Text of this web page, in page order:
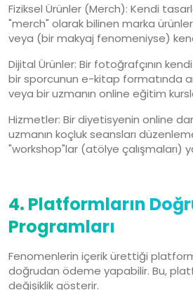
Fiziksel Ürünler (Merch): Kendi
"merch" olarak bilinen marka
veya (bir makyaj fenomeniyse)
Dijital Ürünler: Bir fotoğrafçının
bir sporcunun e-kitap formatında
veya bir uzmanın online eğitim
Hizmetler: Bir diyetisyenin online
uzmanın koçluk seansları
"workshop"lar (atölye çalışmaları)
4. Platformların
Programları
Fenomenlerin içerik ürettiği
doğrudan ödeme yapabilir. Bu,
değişiklik gösterir.